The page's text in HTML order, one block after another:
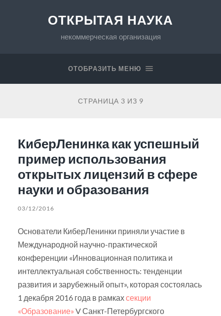
ОТКРЫТАЯ НАУКА
некоммерческая организация
ОТОБРАЗИТЬ МЕНЮ
СТРАНИЦА 3 ИЗ 9
КиберЛенинка как успешный
пример использования
открытых лицензий в сфере
науки и образования
03/12/2016
Основатели КиберЛенинки приняли участие в
Международной научно-практической
конференции «Инновационная политика и
интеллектуальная собственность: тенденции
развития и зарубежный опыт», которая состоялась
1 декабря 2016 года в рамкахсекции
«Образование» V Санкт-Петербургского